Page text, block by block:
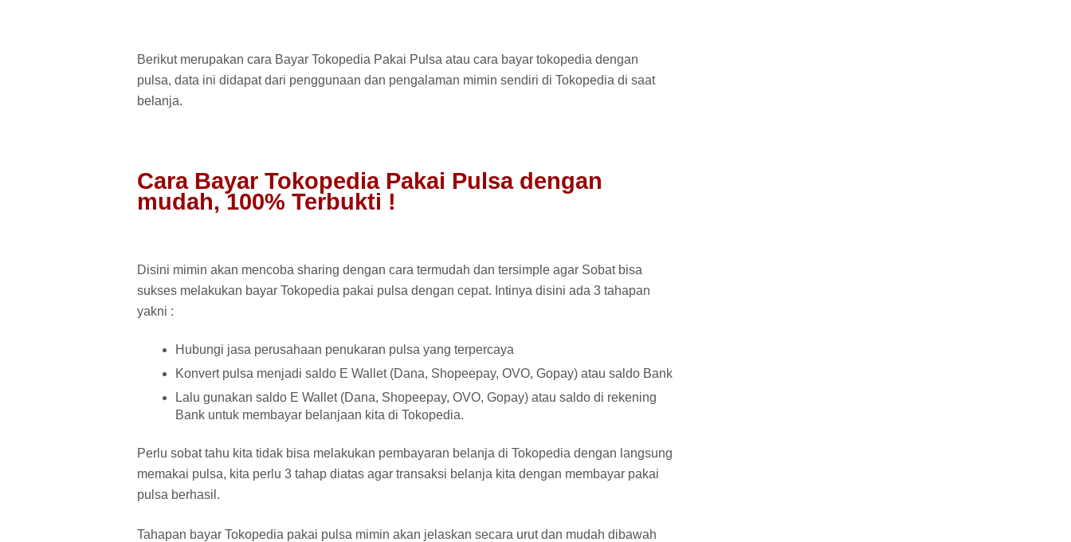
Berikut merupakan cara Bayar Tokopedia Pakai Pulsa atau cara bayar tokopedia dengan
pulsa, data ini didapat dari penggunaan dan pengalaman mimin sendiri di Tokopedia di saat
belanja.
Cara Bayar Tokopedia Pakai Pulsa dengan
mudah, 100% Terbukti !
Disini mimin akan mencoba sharing dengan cara termudah dan tersimple agar Sobat bisa
sukses melakukan bayar Tokopedia pakai pulsa dengan cepat. Intinya disini ada 3 tahapan
yakni :
Hubungi jasa perusahaan penukaran pulsa yang terpercaya
Konvert pulsa menjadi saldo E Wallet (Dana, Shopeepay, OVO, Gopay) atau saldo Bank
Lalu gunakan saldo E Wallet (Dana, Shopeepay, OVO, Gopay) atau saldo di rekening
Bank untuk membayar belanjaan kita di Tokopedia.
Perlu sobat tahu kita tidak bisa melakukan pembayaran belanja di Tokopedia dengan langsung
memakai pulsa, kita perlu 3 tahap diatas agar transaksi belanja kita dengan membayar pakai
pulsa berhasil.
Tahapan bayar Tokopedia pakai pulsa mimin akan jelaskan secara urut dan mudah dibawah